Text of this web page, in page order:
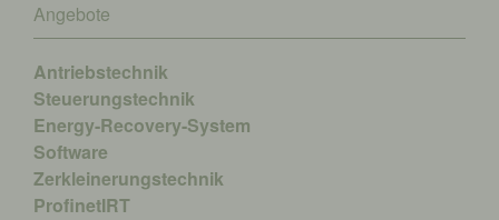
Angebote
Antriebstechnik
Steuerungstechnik
Energy-Recovery-System
Software
Zerkleinerungstechnik
ProfinetIRT